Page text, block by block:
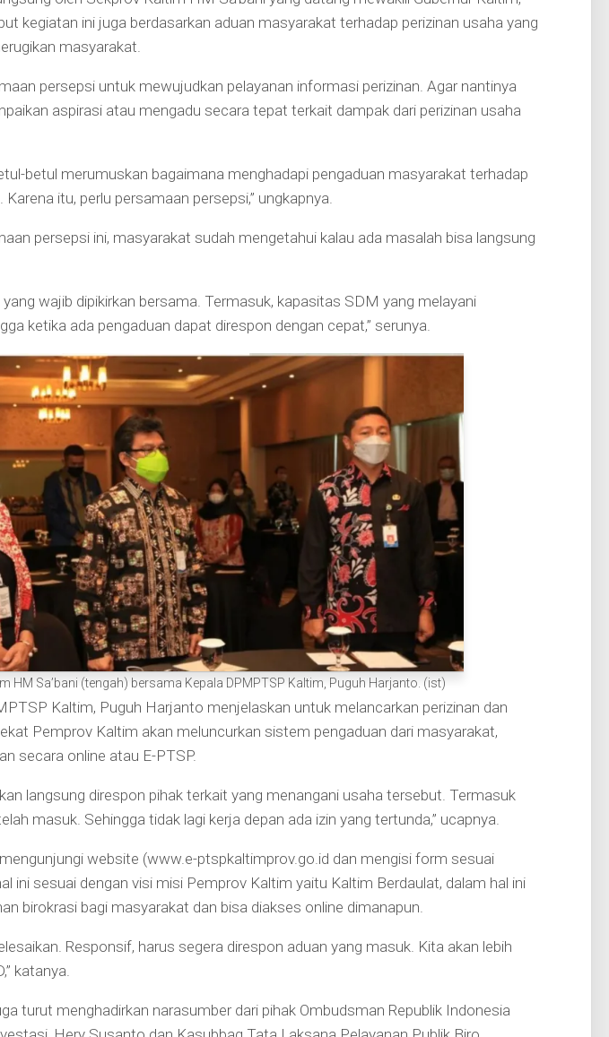
kegiatan ini juga berdasarkan aduan masyarakat terhadap perizinan usaha yang
masyarakat.
persepsi untuk mewujudkan pelayanan informasi perizinan. Agar nantinya
aspirasi atau mengadu secara tepat terkait dampak dari perizinan usaha
betul merumuskan bagaimana menghadapi pengaduan masyarakat terhadap
Karena itu, perlu persamaan persepsi,” ungkapnya.
persepsi ini, masyarakat sudah mengetahui kalau ada masalah bisa langsung
wajib dipikirkan bersama. Termasuk, kapasitas SDM yang melayani
ketika ada pengaduan dapat direspon dengan cepat,” serunya.
HM Sa’bani (tengah) bersama Kepala DPMPTSP Kaltim, Puguh Harjanto. (ist)
Kaltim, Puguh Harjanto menjelaskan untuk melancarkan perizinan dan
Pemprov Kaltim akan meluncurkan sistem pengaduan dari masyarakat,
secara online atau E-PTSP.
langsung direspon pihak terkait yang menangani usaha tersebut. Termasuk
masuk. Sehingga tidak lagi kerja depan ada izin yang tertunda,” ucapnya.
website (www.e-ptspkaltimprov.go.id dan mengisi form sesuai
ini sesuai dengan visi misi Pemprov Kaltim yaitu Kaltim Berdaulat, dalam hal ini
birokrasi bagi masyarakat dan bisa diakses online dimanapun.
Responsif, harus segera direspon aduan yang masuk. Kita akan lebih
katanya.
turut menghadirkan narasumber dari pihak Ombudsman Republik Indonesia